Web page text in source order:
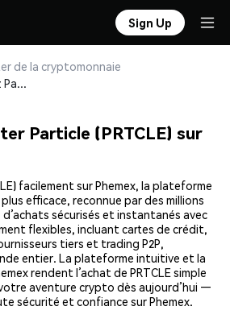
Sign Up
de la cryptomonnaie
Achetez et stockez Particle (PRTCLE) en toute sécurité
Particle (PRTCLE) sur
facilement sur Phemex, la plateforme
efficace, reconnue par des millions
sécurisés et instantanés avec
flexibles, incluant cartes de crédit,
tiers et trading P2P,
entier. La plateforme intuitive et la
rendent l’achat de PRTCLE simple
aventure crypto dès aujourd’hui —
sécurité et confiance sur Phemex.